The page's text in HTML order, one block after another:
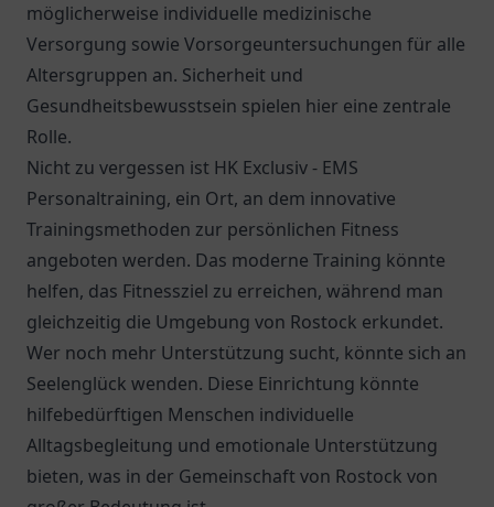
möglicherweise individuelle medizinische
Versorgung sowie Vorsorgeuntersuchungen für alle
Altersgruppen an. Sicherheit und
Gesundheitsbewusstsein spielen hier eine zentrale
Rolle.
Nicht zu vergessen ist HK Exclusiv - EMS
Personaltraining, ein Ort, an dem innovative
Trainingsmethoden zur persönlichen Fitness
angeboten werden. Das moderne Training könnte
helfen, das Fitnessziel zu erreichen, während man
gleichzeitig die Umgebung von Rostock erkundet.
Wer noch mehr Unterstützung sucht, könnte sich an
Seelenglück wenden. Diese Einrichtung könnte
hilfebedürftigen Menschen individuelle
Alltagsbegleitung und emotionale Unterstützung
bieten, was in der Gemeinschaft von Rostock von